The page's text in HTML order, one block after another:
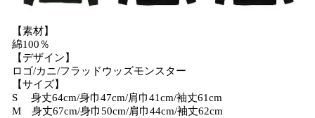
【素材】
綿100％
【デザイン】
ロゴ/カニ/フラッドウッズモンスター
【サイズ】
S 身丈64cm/身巾47cm/肩巾41cm/袖丈61cm
M 身丈67cm/身巾50cm/肩巾44cm/袖丈62cm